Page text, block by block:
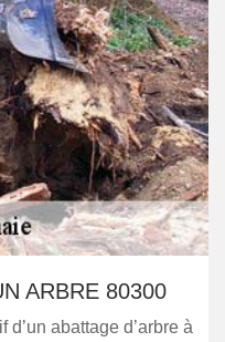
ARBRE 80300
abattage d’arbre à